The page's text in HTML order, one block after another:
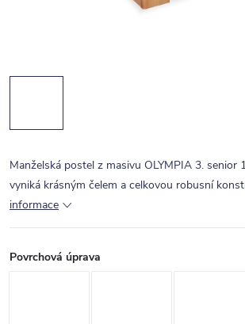
Manželská postel z masivu OLYMPIA 3. senior
vyniká krásným čelem a celkovou robusní
informace
Povrchová úprava